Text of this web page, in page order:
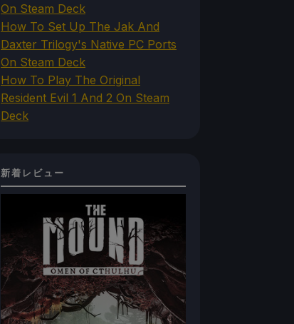
On Steam Deck
How To Set Up The Jak And
Daxter Trilogy's Native PC Ports
On Steam Deck
How To Play The Original
Resident Evil 1 And 2 On Steam
Deck
新着レビュー